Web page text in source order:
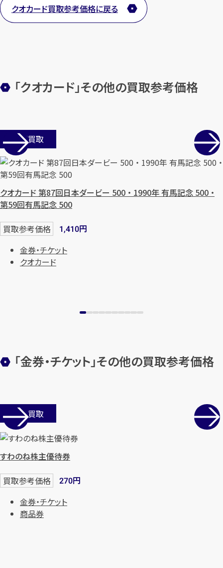
メールで無料相談する
クオカード買取参考価格に戻る
「クオカード」その他の買取参考価格
店舗買取
クオカード 第87回日本ダービー 500 ・ 1990年 有馬記念 500 ・
第59回有馬記念 500
買取参考価格 1,410円
金券・チケット
クオカード
「金券・チケット」その他の買取参考価格
店舗買取
すわのね株主優待券
買取参考価格 270円
金券・チケット
商品券